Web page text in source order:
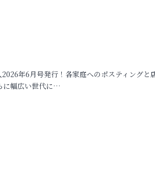
2026年6月号発行！各家庭へのポスティングと
に幅広い世代に…